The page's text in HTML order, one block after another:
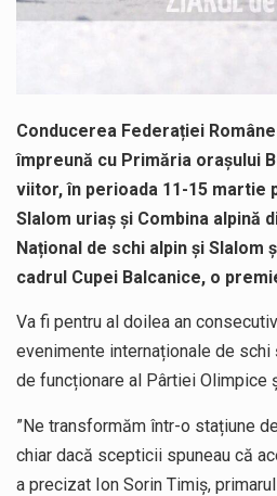
Conducerea Federației
împreună cu Primăria orașului
viitor, în perioada 11-15 martie
Slalom uriaș și Combina alpină
Național de schi alpin și Slalom
cadrul Cupei Balcanice, o
Va fi pentru al doilea an
evenimente internaționale de schi
de funcționare al Pârtiei Olimpice
”Ne transformăm într-o stațiune
chiar dacă scepticii spuneau că
a precizat Ion Sorin Timiș,